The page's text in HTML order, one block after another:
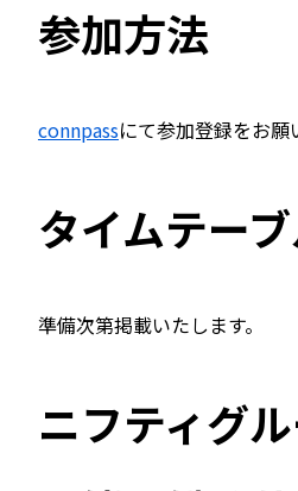
参加方法
connpassにて参加登録をお願
タイムテー
準備次第掲載いたします。
ニフティグ